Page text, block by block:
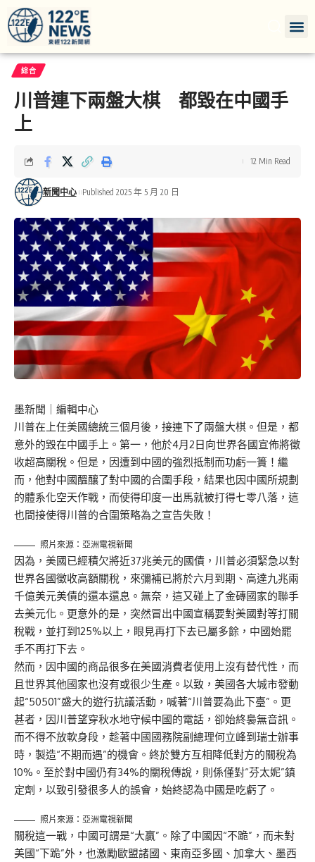
綜合
川普連下兩盤大棋 都毀在中國手
上
新聞中心 Published 2025 年 5 月 20 日
12 Min Read
墨新聞
｜編輯中心
川普在上任美國總統三個月後，接連下了兩盤大棋。但是，都
意外的毀在中國手上。第一，他於4月2日向世界各國宣佈將徵
收超高關稅。但是，因遭到中國的強烈抵制而功虧一簣！繼
而，他對中國醞釀了對中國的合圍手段，結果也因中國所規劃
的體系化空天作戰，而使得印度一出馬就被打得七零八落，這
也間接使得川普的合圍策略為之宣告失敗！
照片來源：亞洲電視新聞
因為，美國已經積欠將近37兆美元的國債，川普必須緊急以對
世界各國徵收高額關稅，來彌補已將於六月到期、高達九兆兩
千億美元美債的還本還息。無奈，這又碰上了金磚國家的聯手
去美元化。更意外的是，突然冒出中國宣稱要對美國對等打關
稅戰，並打到125%以上，眼見再打下去已屬多餘，中國始罷
手不再打下去。
然而，因中國的商品很多在美國消費者使用上沒有替代性，而
且世界其他國家也沒有或很少生產。以致，美國各大城市發動
起“50501”盛大的遊行抗議活動，喊著“川普要為此下臺”。更
甚者，因川普望穿秋水地守候中國的電話，卻始終裊無音訊。
而不得不放軟身段，趁著中國國務院副總理何立峰到瑞士辦事
時，製造“不期而遇”的機會。終於雙方互相降低對方的關稅為
10%。至於對中國仍有34%的關稅傳說，則係僅對“芬太妮”鎮
定劑，以致引發很多人的誤會，始終認為中國是吃虧了。
照片來源：亞洲電視新聞
關稅這一戰，中國可謂是“大贏”。除了中國因“不跪”，而未對
美國“下跪”外，也激勵歐盟諸國、東南亞多國、加拿大、墨西